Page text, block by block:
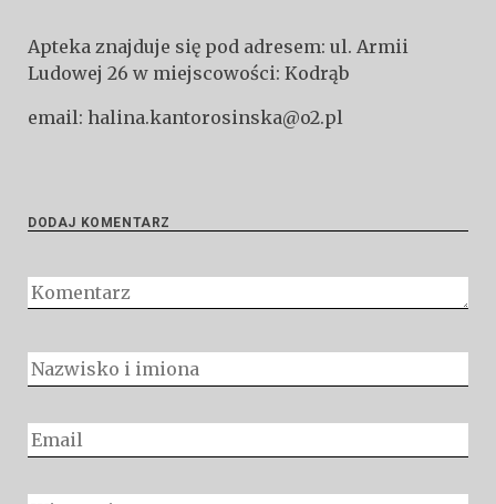
Apteka znajduje się pod adresem: ul. Armii
Ludowej 26 w miejscowości: Kodrąb
email: halina.kantorosinska@o2.pl
DODAJ KOMENTARZ